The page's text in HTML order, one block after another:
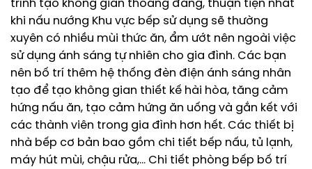
trình tạo không gian thoáng đãng, thuận tiện nhất
khi nấu nướng Khu vực bếp sử dụng sẽ thường
xuyên có nhiều mùi thức ăn, ẩm ướt nên ngoài việc
sử dụng ánh sáng tự nhiên cho gia đình. Các bạn
nên bố trí thêm hệ thống đèn điện ánh sáng nhân
tạo để tạo không gian thiết kế hài hòa, tăng cảm
hứng nấu ăn, tạo cảm hứng ăn uống và gắn kết với
các thành viên trong gia đình hơn hết. Các thiết bị
nhà bếp cơ bản bao gồm chi tiết bếp nấu, tủ lạnh,
máy hút mùi, chậu rửa,… Chi tiết phòng bếp bố trí